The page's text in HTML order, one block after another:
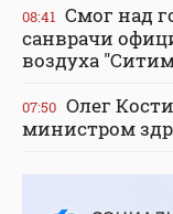
08:41 Смог над
санврачи
воздуха
07:50 Олег
министром